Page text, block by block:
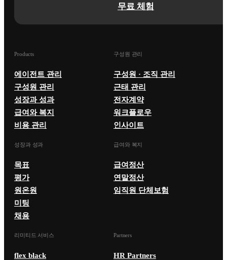
무료 체험
Products
에이전트 관리
구성원 관리
성장과 성과
급여와 복지
비용 관리
구성원 관리
구성원 · 조직 관리
근태 관리
전자계약
워크플로우
인사이트
성장과 성과
목표
평가
원온원
미팅
채용
급여와 복지
급여정산
연말정산
임직원 단체보험
리미티드 서비스
flex black
Partners
HR Partners